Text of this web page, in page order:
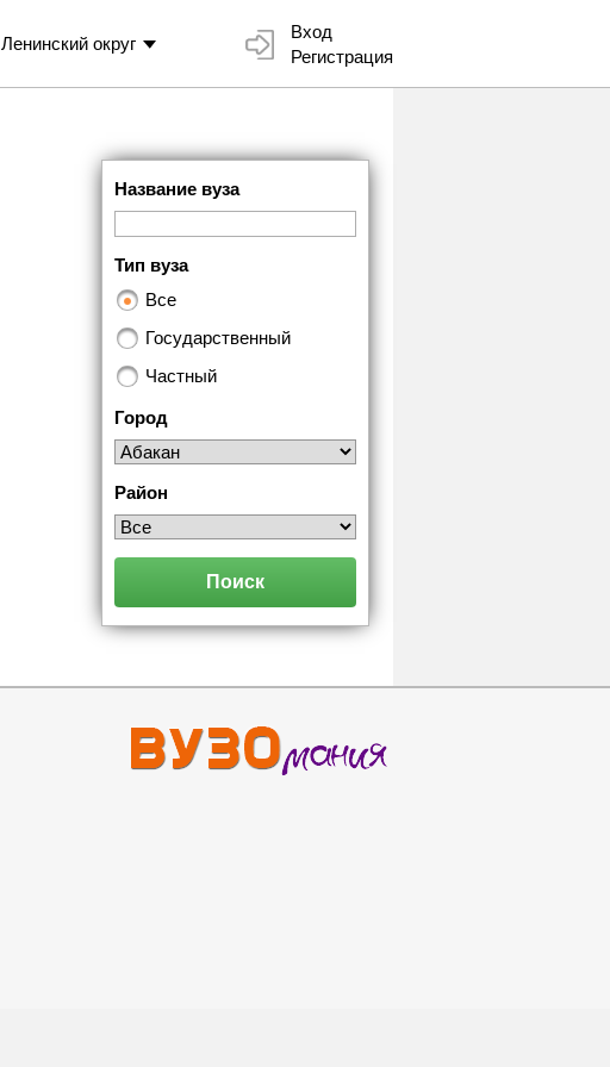
Ленинский округ
Вход
Регистрация
Название вуза
Тип вуза
Все
Государственный
Частный
Город
Район
Поиск